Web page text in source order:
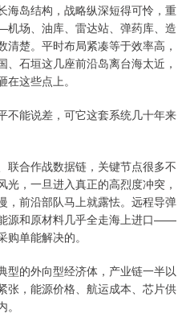
海岛结构，战略纵深短得可怜，重
场、油库、雷达站、弹药库、造
楚。平时布局紧凑等于效率高，
石垣这几座前沿岛离台海太近，
这些点上。
不能说差，可它这套系统几十年来
联合作战数据链，关键节点很多不
，一旦进入真正的高烈度冲突，
，前沿部队马上就露怯。远程导弹
源和原材料几乎全走海上进口——
单能解决的。
型的外向型经济体，产业链一半以
张，能源价格、航运成本、芯片供